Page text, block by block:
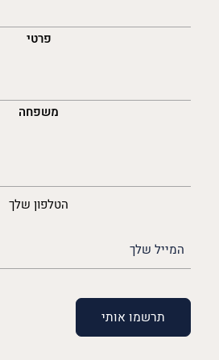
פרטי
משפחה
הטלפון שלך
(חובה)